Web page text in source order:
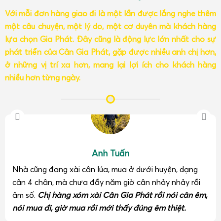
Với mỗi đơn hàng giao đi là một lần được lắng nghe thêm
một câu chuyện, một lý do, một cơ duyên mà khách hàng
lựa chọn Gia Phát. Đây cũng là động lực lớn nhất cho sự
phát triển của Cân Gia Phát, gặp được nhiều anh chị hơn,
ở những vị trí xa hơn, mang lại lợi ích cho khách hàng
nhiều hơn từng ngày.
Anh Tuấn
Nhà cũng đang xài cân lúa, mua ở dưới huyện, dạng
cân 4 chân, mà chưa đầy năm giờ cân nhảy nhảy rồi
âm số. Chị hàng xóm xài Cân Gia Phát rồi nói cân êm,
nói mua đi, giờ mua rồi mới thấy đúng êm thiệt.